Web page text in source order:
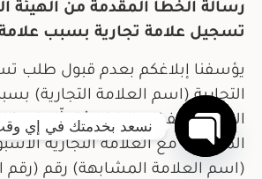
رسالة الخطأ المقدمة من الهيئة
تسجيل علامة تجارية بسبب
يؤسفنا إبلاغكم بعدم قبول طلب
التجارية (اسم العلامة التجارية)
العنصر اللفظي البارز المُتمثّل في
المشابه) مع العلامة التجارية
(اسم العلامة المشابهة) رقم (رقم
نسعد بخدمتك في إي
Open chaty